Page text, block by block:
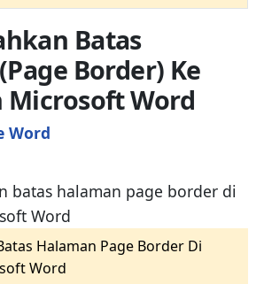
Batas
Border) Ke
Microsoft Word
Word
Halaman Page Border Di
Word